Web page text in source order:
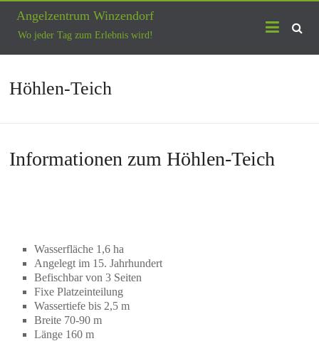
content
Angelzentrum Winzendorf
Wo jeder Tag zum Erlebnis wird!
Höhlen-Teich
Informationen zum Höhlen-Teich
Wasserfläche 1,6 ha
Angelegt im 15. Jahrhundert
Befischbar von 3 Seiten
Fixe Platzeinteilung
Wassertiefe bis 2,5 m
Breite 70-90 m
Länge 160 m